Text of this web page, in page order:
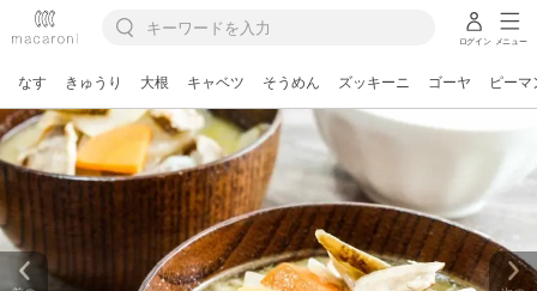
ログイン メニュー
なす きゅうり 大根 キャベツ そうめん ズッキーニ ゴーヤ ピーマ